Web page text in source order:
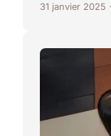
31 janvier 2025